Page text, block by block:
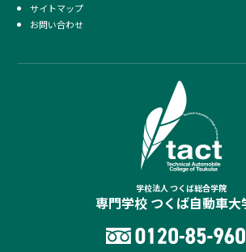
サイトマップ
お問い合わせ
学校法人 つくば総合学院
専門学校 つくば自動車大